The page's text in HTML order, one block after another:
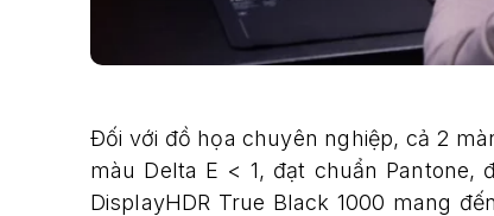
Đối với đồ họa chuyên nghiệp, cả 2
màu Delta E < 1, đạt chuẩn Pantone,
DisplayHDR True Black 1000 mang